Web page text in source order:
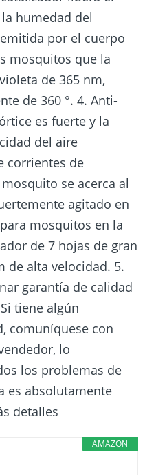
humedad del
por el cuerpo
mosquitos que la
de 365 nm,
de 360 ​​°. 4. Anti-
es fuerte y la
del aire
corrientes de
se acerca al
agitado en
mosquitos en la
de 7 hojas de gran
de alta velocidad. 5.
garantía de calidad
tiene algún
comuníquese con
lo
los problemas de
es absolutamente
detalles
AMAZON